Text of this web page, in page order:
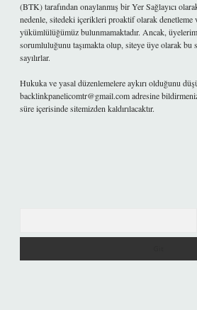
(BTK) tarafından onaylanmış bir Yer Sağlayıcı
nedenle, sitedeki içerikleri proaktif olarak denetleme
yükümlülüğümüz bulunmamaktadır. Ancak,
sorumluluğunu taşımakta olup, siteye üye olarak bu
sayılırlar.
Hukuka ve yasal düzenlemelere aykırı olduğunu
backlinkpanelicomtr@gmail.comadresine
süre içerisinde sitemizden kaldırılacaktır.